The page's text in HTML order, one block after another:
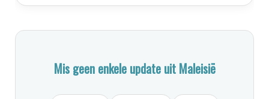
Mis geen enkele update uit Maleisië